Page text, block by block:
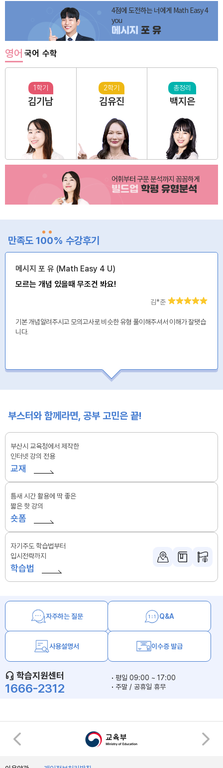
4점에 도전하는 너에게 Math Easy 4
you
메시지 포 유
영어 국어 수학
1학기
김기남
2학기
김유진
총정리
백지은
어휘부터 구문 분석까지 꼼꼼하게
빌드업 학평 유형분석
만족도 100% 수강후기
메시지 포 유 (Math Easy 4 U)
모르는 개념 있을때 무조건 봐요!
김*준
기본 개념알려주시고 모의고사로 비슷한 유형 풀이해주셔서 이해가 잘됏습
니다.
부스터와 함께라면, 공부 고민은 끝!
부산시 교육청에서 제작한
인터넷 강의 전용
교재
틈새 시간 활용에 딱 좋은
짧은 핫 강의
숏폼
자기주도 학습법부터
입시전략까지
학습법
자주하는 질문 Q&A
사용설명서 이수증 발급
학습지원센터
1666-2312
평일 09:00 ~ 17:00
주말 / 공휴일 휴무